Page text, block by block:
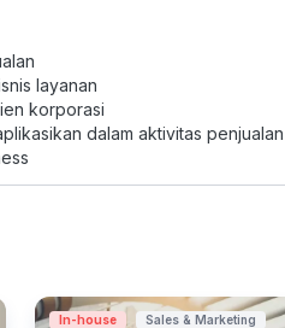
layanan
korporasi
dalam aktivitas penjualan
In-house Sales & Marketing